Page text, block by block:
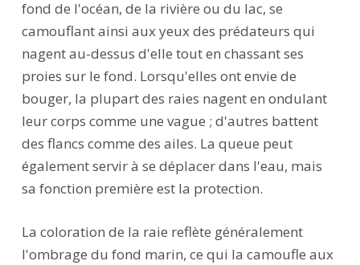
fond de l'océan, de la rivière ou du lac, se
camouflant ainsi aux yeux des prédateurs qui
nagent au-dessus d'elle tout en chassant ses
proies sur le fond. Lorsqu'elles ont envie de
bouger, la plupart des raies nagent en ondulant
leur corps comme une vague ; d'autres battent
des flancs comme des ailes. La queue peut
également servir à se déplacer dans l'eau, mais
sa fonction première est la protection.
La coloration de la raie reflète généralement
l'ombrage du fond marin, ce qui la camoufle aux